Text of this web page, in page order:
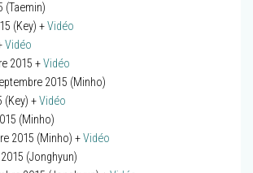
(Taemin)
(Key) +Vidéo
Vidéo
2015 +Vidéo
2015 (Minho)
(Key) +Vidéo
(Minho)
2015 (Minho) +Vidéo
(Jonghyun)